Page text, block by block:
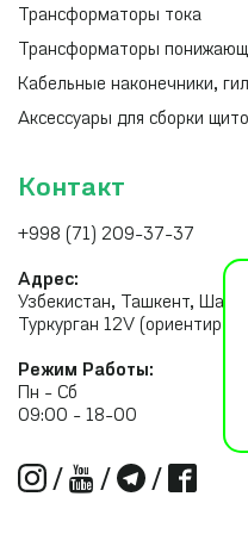
Трансформаторы тока
Трансформаторы
Кабельные наконечники,
Аксессуары для сборки
Контакт
+998 (71) 209-37-37
Адрес:
Узбекистан, Ташкент,
Туркурган 12V (ориентир
Режим Работы:
Пн - Сб
09:00 - 18-00
/ / /